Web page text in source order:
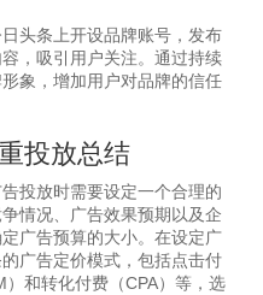
日头条上开设品牌账号，发布
，吸引用户关注。通过持续
象，增加用户对品牌的信任
投放总结
告投放时需要设定一个合理的
情况、广告效果预期以及企
广告预算的大小。在设定广
广告定价模式，包括点击付
和转化付费（CPA）等，选